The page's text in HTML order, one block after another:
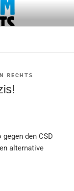
RECHTS
den CSD
alternative